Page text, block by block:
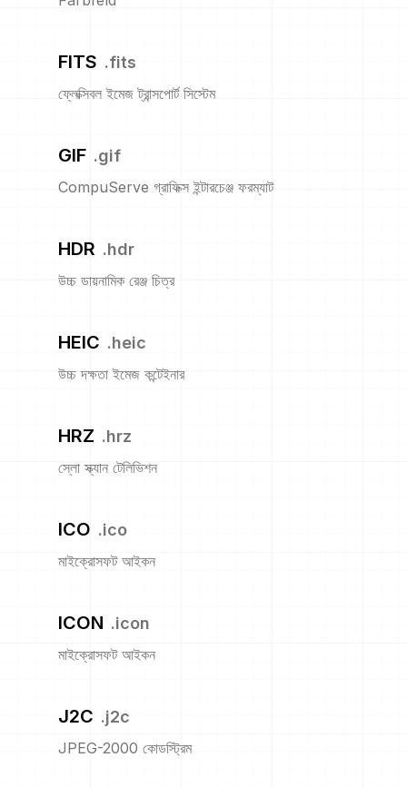
FITS .fits
ফ্লেক্সিবল ইমেজ ট্রান্সপোর্ট সিস্টেম
GIF .gif
CompuServe গ্রাফিক্স ইন্টারচেঞ্জ ফরম্যাট
HDR .hdr
উচ্চ ডায়নামিক রেঞ্জ চিত্র
HEIC .heic
উচ্চ দক্ষতা ইমেজ কন্টেইনার
HRZ .hrz
স্লো স্ক্যান টেলিভিশন
ICO .ico
মাইক্রোসফট আইকন
ICON .icon
মাইক্রোসফট আইকন
J2C .j2c
JPEG-2000 কোডস্ট্রিম